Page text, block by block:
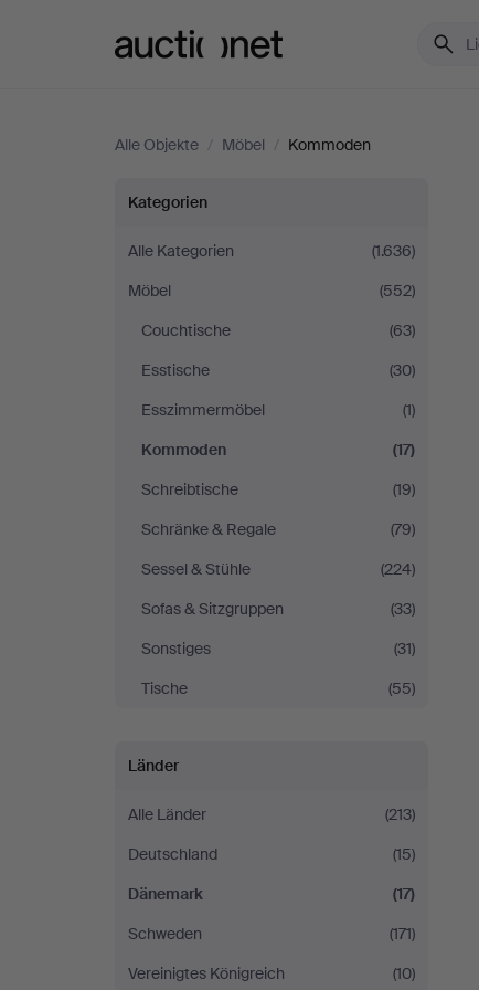
Alle Objekte / Möbel / Kommoden
Kommoden
in
Dänemark
Kategorien
Alle Kategorien
(1.636)
Möbel
(552)
Couchtische
(63)
Esstische
(30)
Esszimmermöbel
(1)
Kommoden
(17)
Schreibtische
(19)
Schränke & Regale
(79)
Sessel & Stühle
(224)
Sofas & Sitzgruppen
(33)
Sonstiges
(31)
Tische
(55)
Länder
Alle Länder
(213)
Deutschland
(15)
Dänemark
(17)
Schweden
(171)
Vereinigtes Königreich
(10)